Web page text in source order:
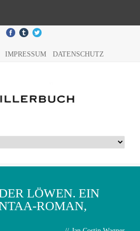
IMPRESSUM DATENSCHUTZ
LÖWEN. EIN
ROMAN,